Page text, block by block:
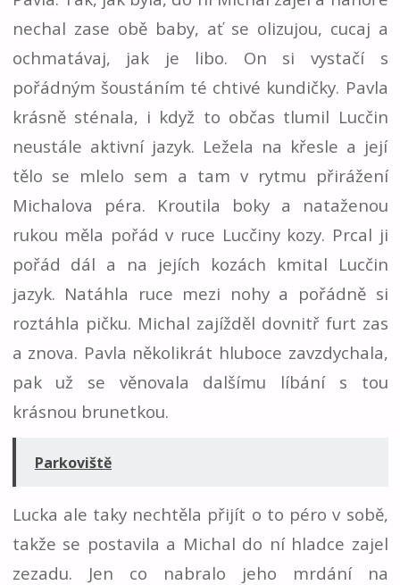
nechal zase obě baby, ať se olizujou, cucaj a
ochmatávaj, jak je libo. On si vystačí s
pořádným šoustáním té chtivé kundičky. Pavla
krásně sténala, i když to občas tlumil Lucčin
neustále aktivní jazyk. Ležela na křesle a její
tělo se mlelo sem a tam v rytmu přirážení
Michalova péra. Kroutila boky a nataženou
rukou měla pořád v ruce Lucčiny kozy. Prcal ji
pořád dál a na jejích kozách kmital Lucčin
jazyk. Natáhla ruce mezi nohy a pořádně si
roztáhla pičku. Michal zajížděl dovnitř furt zas
a znova. Pavla několikrát hluboce zavzdychala,
pak už se věnovala dalšímu líbání s tou
krásnou brunetkou.
Parkoviště
Lucka ale taky nechtěla přijít o to péro v sobě,
takže se postavila a Michal do ní hladce zajel
zezadu. Jen co nabralo jeho mrdání na